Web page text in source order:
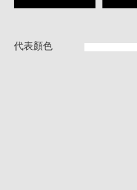
代表顏色